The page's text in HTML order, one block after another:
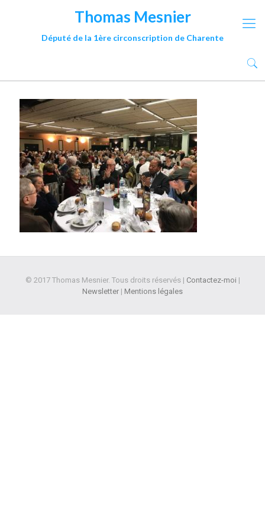
Thomas Mesnier
Député de la 1ère circonscription de Charente
© 2017 Thomas Mesnier. Tous droits réservés | Contactez-moi |
Newsletter | Mentions légales